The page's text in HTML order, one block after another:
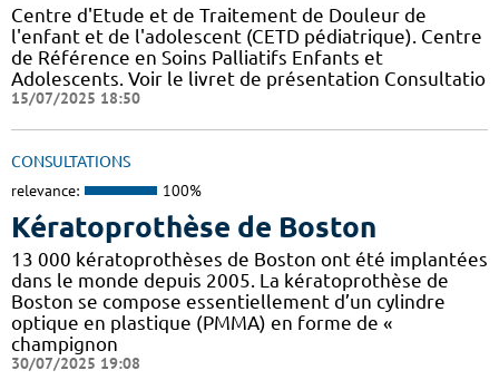
Centre d'Etude et de Traitement de Douleur de
l'enfant et de l'adolescent (CETD pédiatrique). Centre
de Référence en Soins Palliatifs Enfants et
Adolescents. Voir le livret de présentation Consultatio
15/07/2025 18:50
CONSULTATIONS
relevance: 100%
Kératoprothèse de Boston
13 000 kératoprothèses de Boston ont été implantées
dans le monde depuis 2005. La kératoprothèse de
Boston se compose essentiellement d’un cylindre
optique en plastique (PMMA) en forme de «
champignon
30/07/2025 19:08